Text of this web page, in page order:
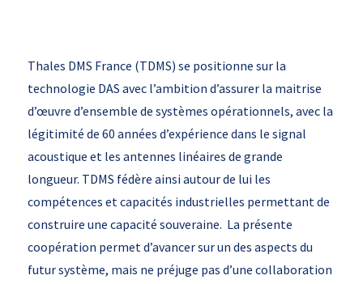
Thales DMS France (TDMS) se positionne sur la
technologie DAS avec l’ambition d’assurer la maitrise
d’œuvre d’ensemble de systèmes opérationnels, avec la
légitimité de 60 années d’expérience dans le signal
acoustique et les antennes linéaires de grande
longueur. TDMS fédère ainsi autour de lui les
compétences et capacités industrielles permettant de
construire une capacité souveraine. La présente
coopération permet d’avancer sur un des aspects du
futur système, mais ne préjuge pas d’une collaboration